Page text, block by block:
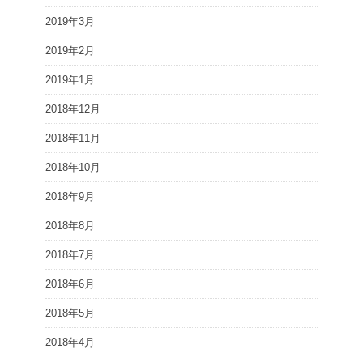
2019年3月
2019年2月
2019年1月
2018年12月
2018年11月
2018年10月
2018年9月
2018年8月
2018年7月
2018年6月
2018年5月
2018年4月